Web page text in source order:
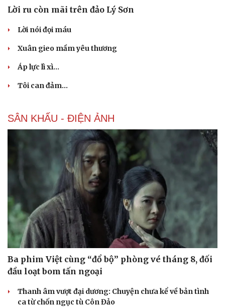
Săn Tour
Đọc truyện đêm khuya
Lời ru còn mãi trên đảo Lý Sơn
Lời nói đọi máu
Xuân gieo mầm yêu thương
Áp lực lì xì...
Tôi can đảm...
SÂN KHẤU - ĐIỆN ẢNH
Ba phim Việt cùng “đổ bộ” phòng vé tháng 8, đối
đầu loạt bom tấn ngoại
Thanh âm vượt đại dương: Chuyện chưa kể về bản tình
ca từ chốn ngục tù Côn Đảo